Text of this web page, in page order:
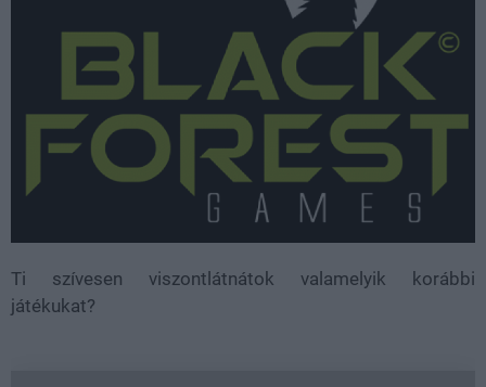
Ti szívesen viszontlátnátok valamelyik korábbi
játékukat?